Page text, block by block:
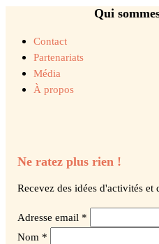
Qui
Contact
Partenariats
Média
À propos
Ne ratez plus rien !
Recevez des idées d'activités
Adresse email *
Nom *